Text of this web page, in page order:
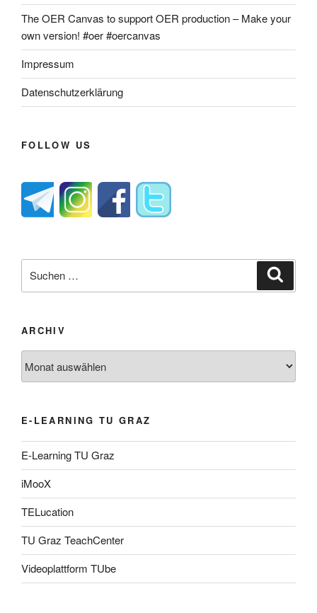
The OER Canvas to support OER production – Make your
own version! #oer #oercanvas
Impressum
Datenschutzerklärung
FOLLOW US
nach:
ARCHIV
E-LEARNING TU GRAZ
E-Learning TU Graz
iMooX
TELucation
TU Graz TeachCenter
Videoplattform TUbe